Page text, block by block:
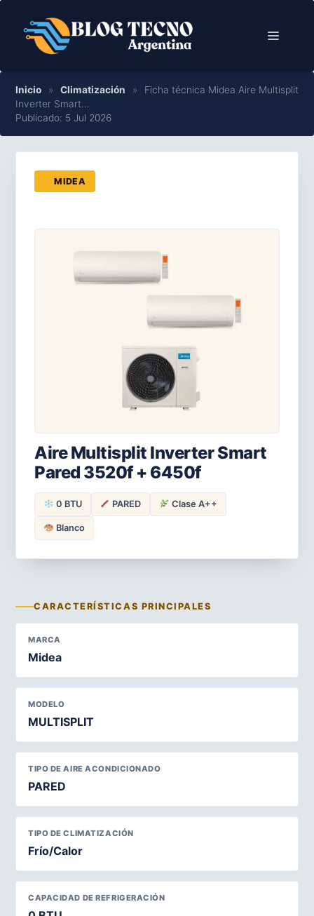
contenido
Menú
Inicio » Climatización »
Ficha técnica Midea Aire Multisplit
Inverter Smart…
Publicado: 5 Jul 2026
MIDEA
Aire Multisplit Inverter Smart
Pared 3520f + 6450f
0 BTU PARED Clase A++
Blanco
CARACTERÍSTICAS PRINCIPALES
MARCA
Midea
MODELO
MULTISPLIT
TIPO DE AIRE ACONDICIONADO
PARED
TIPO DE CLIMATIZACIÓN
Frío/Calor
CAPACIDAD DE REFRIGERACIÓN